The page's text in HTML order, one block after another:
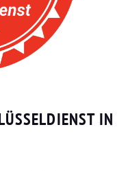
IN